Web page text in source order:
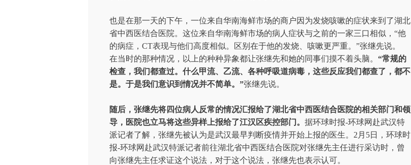
也是在那一天的下午，一位来自华南海鲜市场的商户因为发烧咳嗽的症状来到了湖北
省中西医结合医院。这位来自华南海鲜市场的病人症状与之前的一家三口相似，“他
的病症，CT表现与他们高度相似。区别在于他的发烧、咳嗽更严重。”张继先说。
在当时的那种情况，以上的种种异象都让张继先和她的同事们摸不着头脑。 “常规的
检查，我们都查过。什么甲流、乙流、各种呼吸道病毒，这些反应我们都查了，都不
是。于是我们意识到情况并不简单。”张继先说。
随后，张继先将四位病人反常的情况汇报给了湖北省中西医结合医院的相关部门和领
导，医院也立马将这些异样上报给了江汉区疾控部门。 据环球时报-环球网赴武汉特
派记者了解，张继先被认为是武汉最早判断疫情并开始上报的医生。2月5日，环球时
报-环球网赴武汉特派记者前往湖北省中西医结合医院对张继先主任进行采访时，曾
向张继先主任求证这个说法，对于这个说法，张继先也表示认可。